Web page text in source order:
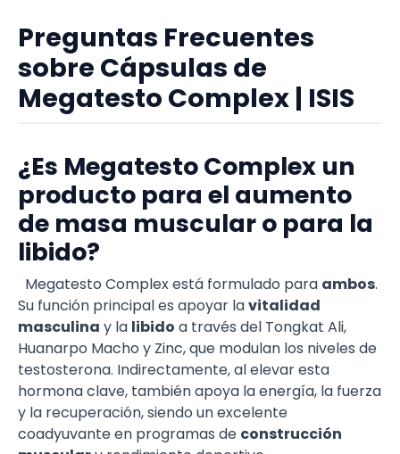
Preguntas Frecuentes
sobre Cápsulas de
Megatesto Complex | ISIS
¿Es Megatesto Complex un
producto para el aumento
de masa muscular o para la
libido?
Megatesto Complex está formulado para ambos.
Su función principal es apoyar lavitalidad
masculina y la libido a través del Tongkat Ali,
Huanarpo Macho y Zinc, que modulan los niveles de
testosterona. Indirectamente, al elevar esta
hormona clave, también apoya la energía, la fuerza
y la recuperación, siendo un excelente
coadyuvante en programas de construcción